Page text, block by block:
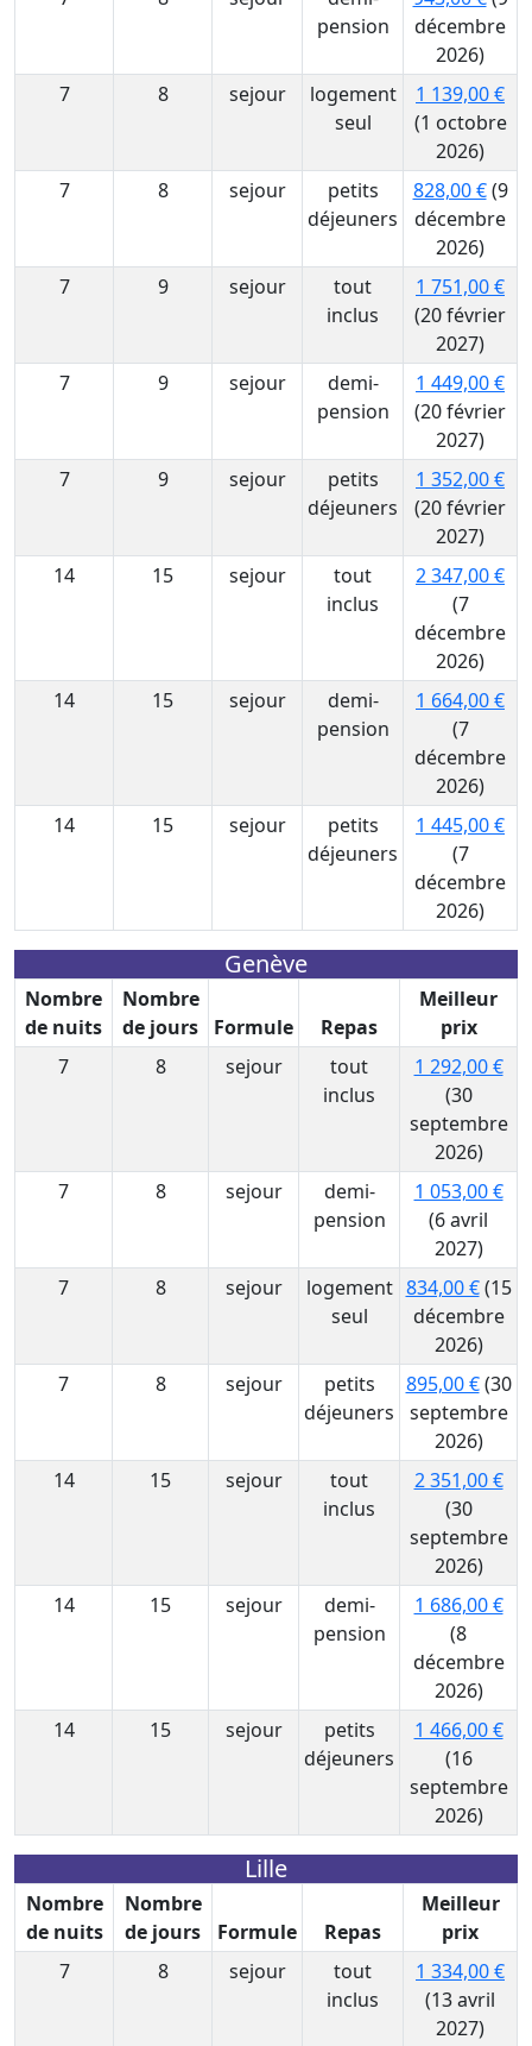
pension
décembre
2026)
7
8 sejour
logement
seul
1 139,00 €
(1 octobre
2026)
7
8 sejour
petits
déjeuners
828,00 €(9
décembre
2026)
7
9 sejour
tout
inclus
1 751,00 €
(20 février
2027)
7
9 sejour
demi-
pension
1 449,00 €
(20 février
2027)
7
9 sejour
petits
déjeuners
1 352,00 €
(20 février
2027)
14
15 sejour
tout
inclus
2 347,00 €
(7
décembre
2026)
14
15 sejour
demi-
pension
1 664,00 €
(7
décembre
2026)
14
15 sejour
petits
déjeuners
1 445,00 €
(7
décembre
2026)
Genève
Nombre
de nuits
Nombre
de jours
Formule Repas
Meilleur
prix
7
8 sejour
tout
inclus
1 292,00 €
(30
septembre
2026)
7
8 sejour
demi-
pension
1 053,00 €
(6 avril
2027)
7
8 sejour
logement
seul
834,00 €(15
décembre
2026)
7
8 sejour
petits
déjeuners
895,00 €(30
septembre
2026)
14
15 sejour
tout
inclus
2 351,00 €
(30
septembre
2026)
14
15 sejour
demi-
pension
1 686,00 €
(8
décembre
2026)
14
15 sejour
petits
déjeuners
1 466,00 €
(16
septembre
2026)
Lille
Nombre
de nuits
Nombre
de jours
Formule Repas
Meilleur
prix
7
8 sejour
tout
inclus
1 334,00 €
(13 avril
2027)